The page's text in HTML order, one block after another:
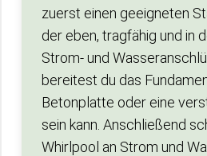
zuerst einen geeigneten
der eben, tragfähig und in
Strom- und
bereitest du das
Betonplatte oder eine
sein kann. Anschließend
Whirlpool an Strom und